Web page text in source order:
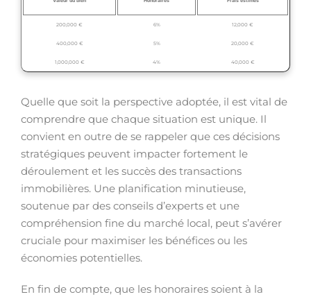
200,000 € 6% 12,000 €
400,000 € 5% 20,000 €
1,000,000 € 4% 40,000 €
Quelle que soit la perspective adoptée, il est vital de
comprendre que chaque situation est unique. Il
convient en outre de se rappeler que ces décisions
stratégiques peuvent impacter fortement le
déroulement et les succès des transactions
immobilières. Une planification minutieuse,
soutenue par des conseils d’experts et une
compréhension fine du marché local, peut s’avérer
cruciale pour maximiser les bénéfices ou les
économies potentielles.
En fin de compte, que les honoraires soient à la